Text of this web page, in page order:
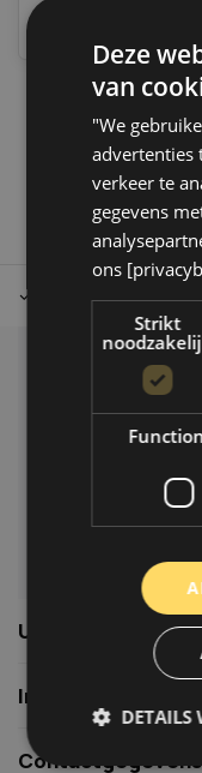
Tot 30 dagen retour
Klantenservice
Veelgestelde
06-39119169
Usefull links
Informatie
Contactgegevens
Deze
van
"We
advertenties
verkeer te
gegevens
ons
Strikt
DETAILS